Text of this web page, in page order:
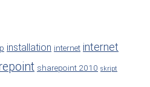
installation internet internet
sharepoint 2010 skript